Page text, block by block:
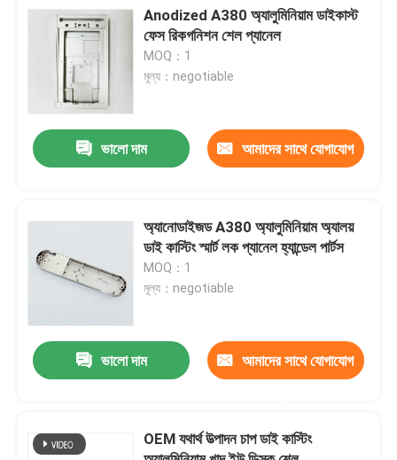
আমাদের সম্বন্ধে
কারখানা পরিদর্শন
গুণমান নিয়ন্ত্রণ
আমাদের সাথে যোগাযোগ
মামলা
গৃহস্থালী যন্ত্রপাতি যন্ত্রাংশ ইনজেকশন ছাঁচ
Anodized A380 অ্যালুমিনিয়াম ডাইকাস্ট
ফেস রিকগনিশন শেল প্যানেল
MOQ：1
মূল্য：negotiable
ভালো দাম আমাদের সাথে যোগাযোগ
অ্যানোডাইজড A380 অ্যালুমিনিয়াম অ্যালয়
ডাই কাস্টিং স্মার্ট লক প্যানেল হ্যান্ডেল পার্টস
MOQ：1
মূল্য：negotiable
ভালো দাম আমাদের সাথে যোগাযোগ
OEM যথার্থ উত্পাদন চাপ ডাই কাস্টিং